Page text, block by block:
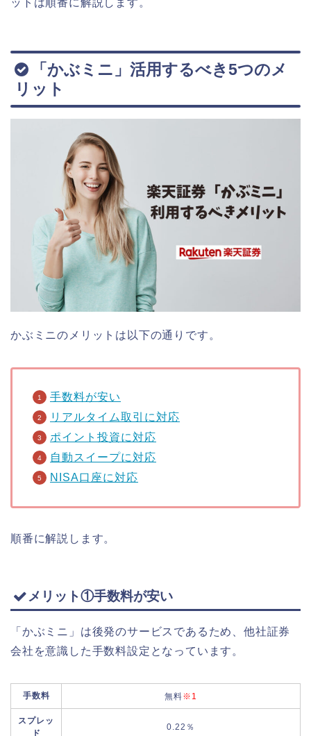
ットは順番に解説します。
「かぶミニ」活用するべき5つのメ
リット
かぶミニのメリットは以下の通りです。
手数料が安い
リアルタイム取引に対応
ポイント投資に対応
自動スイープに対応
NISA口座に対応
順番に解説します。
メリット①手数料が安い
「かぶミニ」は後発のサービスであるため、他社証券
会社を意識した手数料設定となっています。
手数料 無料※1
スプレッ
ド
0.22％